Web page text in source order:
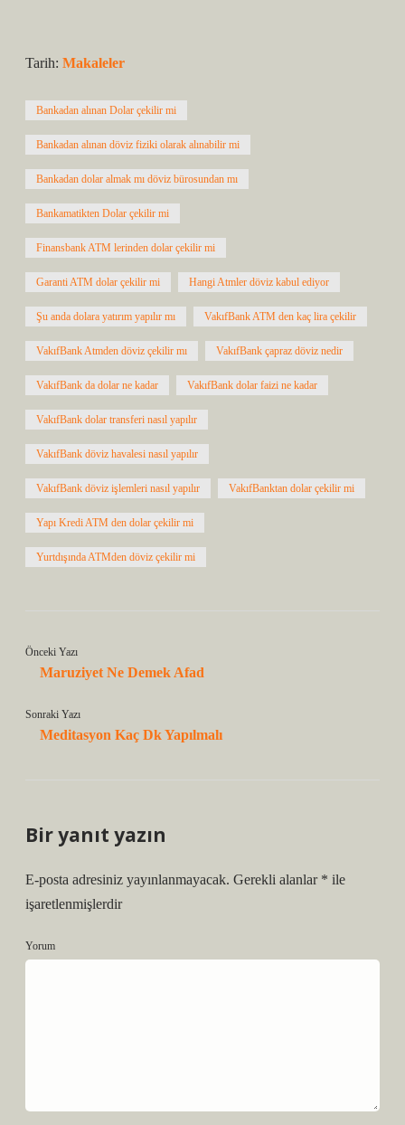
Tarih: Makaleler
Bankadan alınan Dolar çekilir mi
Bankadan alınan döviz fiziki olarak alınabilir mi
Bankadan dolar almak mı döviz bürosundan mı
Bankamatikten Dolar çekilir mi
Finansbank ATM lerinden dolar çekilir mi
Garanti ATM dolar çekilir mi Hangi Atmler döviz kabul ediyor
Şu anda dolara yatırım yapılır mı VakıfBank ATM den kaç lira çekilir
VakıfBank Atmden döviz çekilir mı VakıfBank çapraz döviz nedir
VakıfBank da dolar ne kadar VakıfBank dolar faizi ne kadar
VakıfBank dolar transferi nasıl yapılır
VakıfBank döviz havalesi nasıl yapılır
VakıfBank döviz işlemleri nasıl yapılır VakıfBanktan dolar çekilir mi
Yapı Kredi ATM den dolar çekilir mi
Yurtdışında ATMden döviz çekilir mi
Önceki Yazı
Maruziyet Ne Demek Afad
Sonraki Yazı
Meditasyon Kaç Dk Yapılmalı
Bir yanıt yazın
E-posta adresiniz yayınlanmayacak. Gerekli alanlar * ile
işaretlenmişlerdir
Yorum